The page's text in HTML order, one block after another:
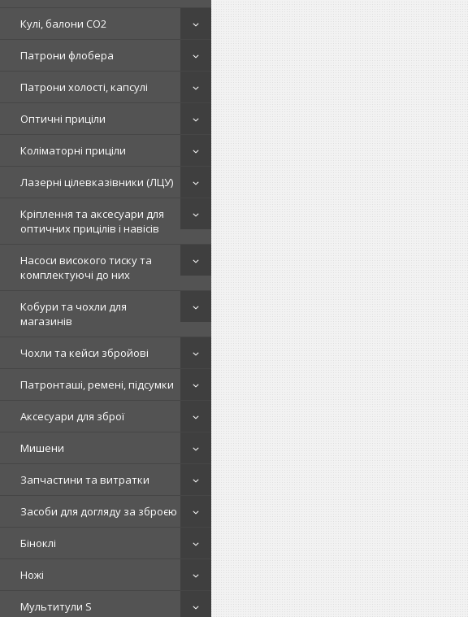
Кулі, балони СО2
Патрони флобера
Патрони холості, капсулі
Оптичні приціли
Коліматорні приціли
Лазерні цілевказівники (ЛЦУ)
Кріплення та аксесуари для
оптичних прицілів і навісів
Насоси високого тиску та
комплектуючі до них
Кобури та чохли для
магазинів
Чохли та кейси збройові
Патронташі, ремені, підсумки
Аксесуари для зброї
Мишени
Запчастини та витратки
Засоби для догляду за зброєю
Біноклі
Ножі
Мультитули S